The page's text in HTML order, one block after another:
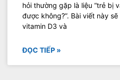
hỏi thường gặp là liệu “trẻ bị
được không?”. Bài viết này
vitamin D3 và
ĐỌC TIẾP »